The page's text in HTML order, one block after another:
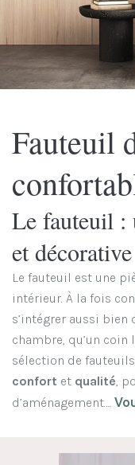
Fauteuil
Le fauteuil :
et décorative
Le fauteuil est une
intérieur. À la fois
s’intégrer aussi bien
chambre, qu’un coin
sélection de fauteuils
confort et qualité,
d’aménagement….